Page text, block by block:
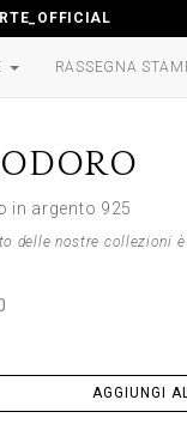
RASSEGNA
in argento 925
delle nostre collezioni
AGGIUNGI